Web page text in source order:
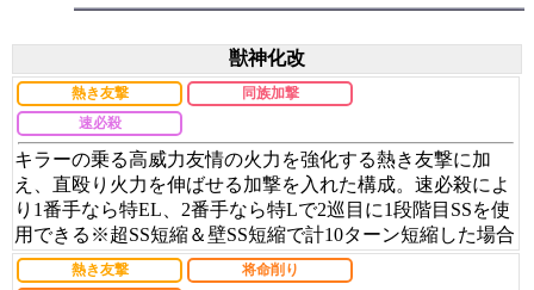
獣神化改
熱き友撃
同族加撃
速必殺
キラーの乗る高威力友情の火力を強化する熱き友撃に加
え、直殴り火力を伸ばせる加撃を入れた構成。速必殺によ
り1番手なら特EL、2番手なら特Lで2巡目に1段階目SSを使
用できる※超SS短縮＆壁SS短縮で計10ターン短縮した場合
熱き友撃
将命削り